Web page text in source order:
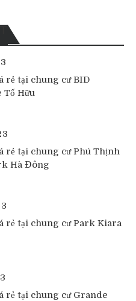
rẻ tại chung cư BID
Tố Hữu
rẻ tại chung cư Phú Thịnh
Hà Đông
rẻ tại chung cư Park Kiara
rẻ tại chung cư Grande